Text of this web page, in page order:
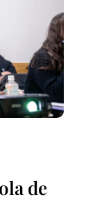
de